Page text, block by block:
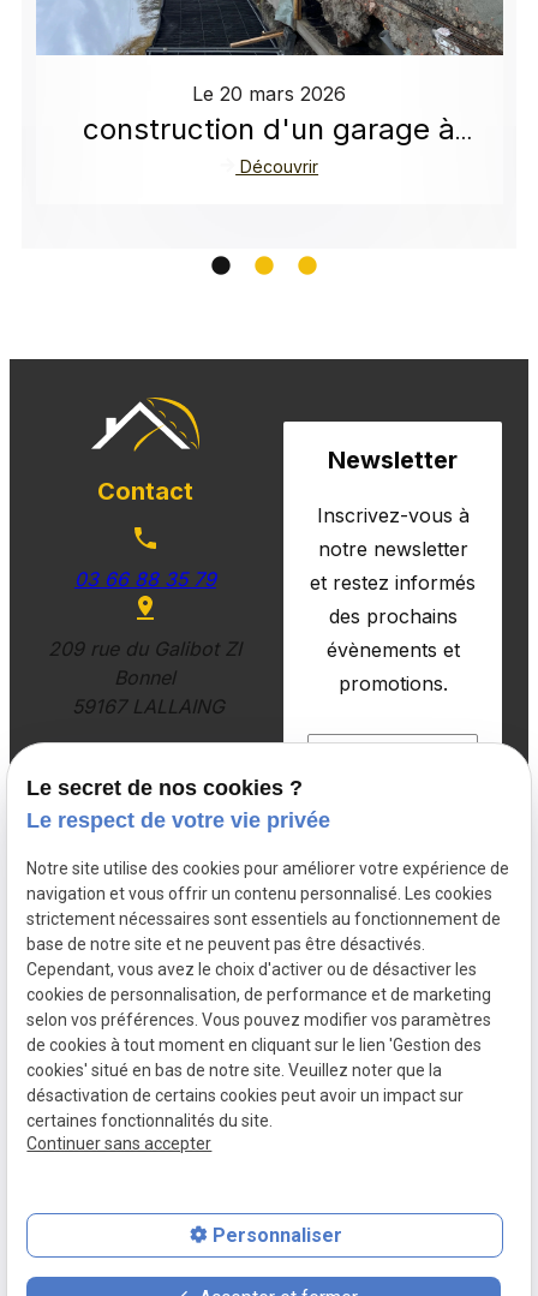
Le20 mars 2026
construction d'un garage à
Lallaing : projet réussi
Découvrir
Contact
03 66 88 35 79
209 rue du Galibot ZI
Bonnel
59167 LALLAING
Newsletter
Inscrivez-vous à
notre newsletter
et restez informés
des prochains
évènements et
promotions.
Mentions
légales
Politique de
confidentialité
Gestion des
cookies
Plan du site
SIRET :31166700020
Le secret de nos cookies ?
Le respect de votre vie privée
Notre site utilise des cookies pour améliorer votre expérience de
navigation et vous offrir un contenu personnalisé. Les cookies
strictement nécessaires sont essentiels au fonctionnement de
base de notre site et ne peuvent pas être désactivés.
Cependant, vous avez le choix d'activer ou de désactiver les
cookies de personnalisation, de performance et de marketing
selon vos préférences. Vous pouvez modifier vos paramètres
de cookies à tout moment en cliquant sur le lien 'Gestion des
cookies' situé en bas de notre site. Veuillez noter que la
désactivation de certains cookies peut avoir un impact sur
certaines fonctionnalités du site.
Continuer sans accepter
Personnaliser